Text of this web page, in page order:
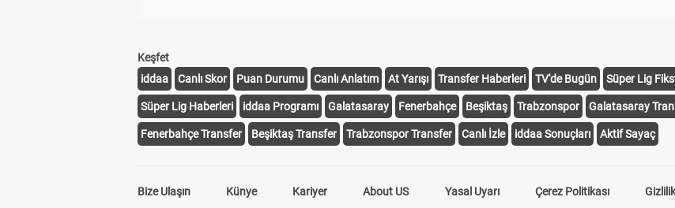
Keşfet
iddaa
Canlı Skor Puan Durumu Canlı Anlatım At Yarışı Transfer Haberleri TV'de Bugün Süper Lig
Süper Lig Haberleri iddaa Programı Galatasaray Fenerbahçe Beşiktaş Trabzonspor Galatasaray
Fenerbahçe Transfer Beşiktaş Transfer Trabzonspor Transfer Canlı İzle iddaa Sonuçları Aktif Sayaç
Bize Ulaşın Künye Kariyer About US Yasal Uyarı Çerez Politikası